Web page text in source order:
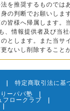
を推奨するものでは
の判断でお願いしま
皆様へ帰属します。
、情報提供者及び当
とします。また当サ
ないし削除すること
| 特定商取引法に基
ーパパ塾 |
フロークラブ |
|